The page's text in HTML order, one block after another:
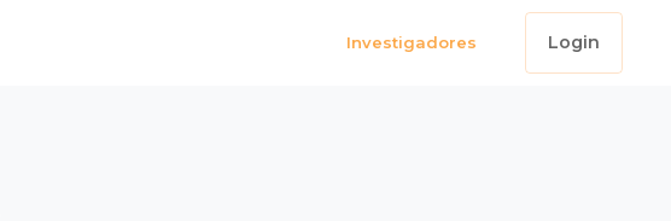
Login
Investigadores